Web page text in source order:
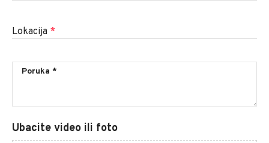
Lokacija *
Ubacite video ili foto